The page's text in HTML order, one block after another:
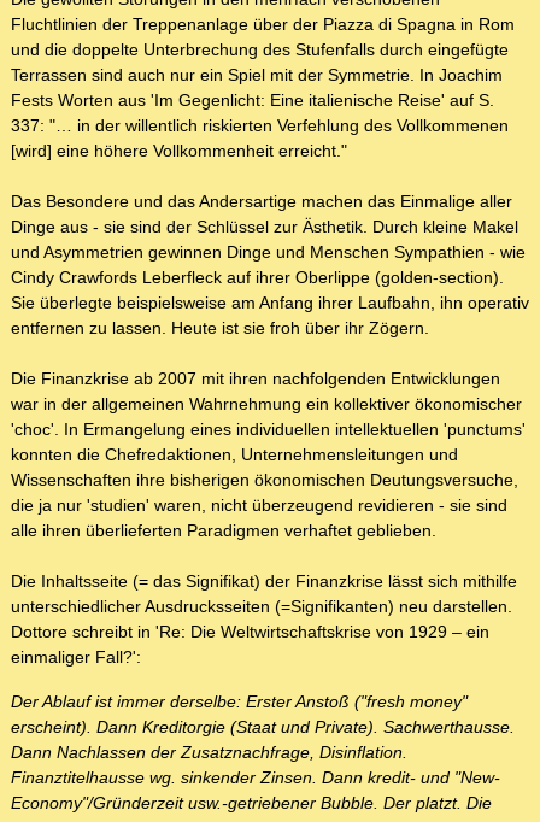
Fluchtlinien der Treppenanlage über der Piazza di Spagna in Rom
und die doppelte Unterbrechung des Stufenfalls durch eingefügte
Terrassen sind auch nur ein Spiel mit der Symmetrie. In Joachim
Fests Worten aus 'Im Gegenlicht: Eine italienische Reise' auf S.
337: "… in der willentlich riskierten Verfehlung des Vollkommenen
[wird] eine höhere Vollkommenheit erreicht."
Das Besondere und das Andersartige machen das Einmalige aller
Dinge aus - sie sind der Schlüssel zur Ästhetik. Durch kleine Makel
und Asymmetrien gewinnen Dinge und Menschen Sympathien - wie
Cindy Crawfords Leberfleck auf ihrer Oberlippe (golden-section).
Sie überlegte beispielsweise am Anfang ihrer Laufbahn, ihn operativ
entfernen zu lassen. Heute ist sie froh über ihr Zögern.
Die Finanzkrise ab 2007 mit ihren nachfolgenden Entwicklungen
war in der allgemeinen Wahrnehmung ein kollektiver ökonomischer
'choc'. In Ermangelung eines individuellen intellektuellen 'punctums'
konnten die Chefredaktionen, Unternehmensleitungen und
Wissenschaften ihre bisherigen ökonomischen Deutungsversuche,
die ja nur 'studien' waren, nicht überzeugend revidieren - sie sind
alle ihren überlieferten Paradigmen verhaftet geblieben.
Die Inhaltsseite (= das Signifikat) der Finanzkrise lässt sich mithilfe
unterschiedlicher Ausdrucksseiten (=Signifikanten) neu darstellen.
Dottore schreibt in 'Re: Die Weltwirtschaftskrise von 1929 – ein
einmaliger Fall?':
Der Ablauf ist immer derselbe: Erster Anstoß ("fresh money"
erscheint). Dann Kreditorgie (Staat und Private). Sachwerthausse.
Dann Nachlassen der Zusatznachfrage, Disinflation.
Finanztitelhausse wg. sinkender Zinsen. Dann kredit- und "New-
Economy"/Gründerzeit usw.-getriebener Bubble. Der platzt. Die